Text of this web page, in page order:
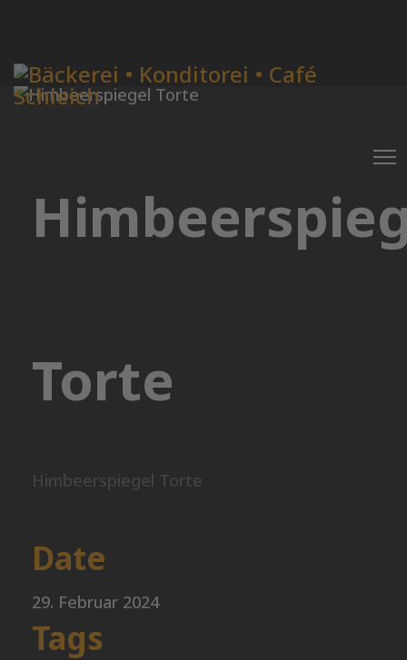
Torte
Himbeerspiegel Torte
Date
29. Februar 2024
Tags